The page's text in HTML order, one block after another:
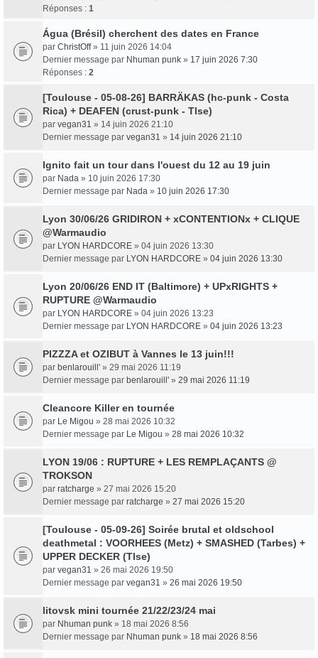
Réponses : 1
Água (Brésil) cherchent des dates en France
par ChristOff» 11 juin 2026 14:04
Dernier message par Nhuman punk » 17 juin 2026 7:30
Réponses : 2
[Toulouse - 05-08-26] BARRÄKAS (hc-punk - Costa
Rica) + DEAFEN (crust-punk - Tlse)
par vegan31 » 14 juin 2026 21:10
Dernier message par vegan31 » 14 juin 2026 21:10
Ignito fait un tour dans l'ouest du 12 au 19 juin
par Nada » 10 juin 2026 17:30
Dernier message par Nada » 10 juin 2026 17:30
Lyon 30/06/26 GRIDIRON + xCONTENTIONx + CLIQUE
@Warmaudio
par LYON HARDCORE » 04 juin 2026 13:30
Dernier message par LYON HARDCORE » 04 juin 2026 13:30
Lyon 20/06/26 END IT (Baltimore) + UPxRIGHTS +
RUPTURE @Warmaudio
par LYON HARDCORE » 04 juin 2026 13:23
Dernier message par LYON HARDCORE » 04 juin 2026 13:23
PIZZZA et OZIBUT à Vannes le 13 juin!!!
par benlarouill' » 29 mai 2026 11:19
Dernier message par benlarouill' » 29 mai 2026 11:19
Cleancore Killer en tournée
par Le Migou » 28 mai 2026 10:32
Dernier message par Le Migou » 28 mai 2026 10:32
LYON 19/06 : RUPTURE + LES REMPLAÇANTS @
TROKSON
par ratcharge » 27 mai 2026 15:20
Dernier message par ratcharge » 27 mai 2026 15:20
[Toulouse - 05-09-26] Soirée brutal et oldschool
deathmetal : VOORHEES (Metz) + SMASHED (Tarbes) +
UPPER DECKER (Tlse)
par vegan31 » 26 mai 2026 19:50
Dernier message par vegan31 » 26 mai 2026 19:50
litovsk mini tournée 21/22/23/24 mai
par Nhuman punk » 18 mai 2026 8:56
Dernier message par Nhuman punk » 18 mai 2026 8:56